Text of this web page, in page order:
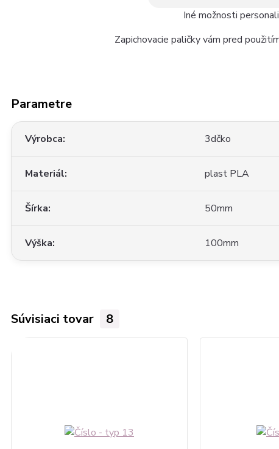
Iné možnosti
Zapichovacie paličky vám pred
Parametre
Výrobca 3dčko
Materiál plast PLA
Šírka 50mm
Výška 100mm
Súvisiaci tovar 8